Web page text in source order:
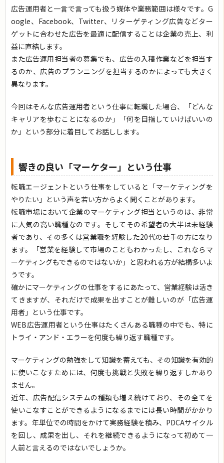
広告運用者と一言で言っても扱う媒体や業務範囲は様々です。G
oogle、Facebook、Twitter、リターゲティング広告などター
ゲットに合わせた広告を最適に配信することは企業の売上、利
益に直結します。
また広告運用担当者の募集でも、広告の入稿作業などを担当す
るのか、広告のプランニングを担当するのかによっても大きく
異なります。
今回はそんな広告運用者という仕事に転職した場合、「どんな
キャリアを歩むことになるのか」「何を目指していけばいいの
か」という部分に着目してお話しします。
響きの良い「マーケター」という仕事
転職エージェントという仕事をしていると「マーケティングを
やりたい」という声を若い方からよく聞くことがあります。
転職市場において企業のマーケティング担当というのは、非常
に人気の高い職種なのです。そしてその希望者の大半は未経験
者であり、その多くは営業職を経験した20代の若手の方になり
ます。「営業を経験して市場のこともわかったし、これならマ
ーケティングもできるのではないか」と思われる方が結構多いよ
うです。
確かにマーケティングの仕事をするにあたって、営業経験は活き
てきますが、それだけで成果を出すことが難しいのが「広告運
用者」という仕事です。
WEB広告運用者という仕事はたくさんある職種の中でも、特に
トライ・アンド・エラーを何度も繰り返す職種です。
マーケティングの勉強をして知識を蓄えても、その知識を有効的
に使いこなすためには、何度も挑戦と失敗を繰り返すしかあり
ません。
近年、広告配信システムの種類も増え続けており、その全てを
使いこなすことができるようになるまでには長い時間がかかり
ます。年単位での時間をかけて実務経験を積み、PDCAサイクル
を回し、成果を出し、それを継続できるようになって初めて一
人前と言えるのではないでしょうか。